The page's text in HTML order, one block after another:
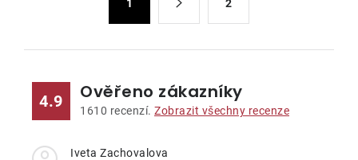
1 2
4.9 Ověřeno zákazníky
1610 recenzí. Zobrazit všechny recenze
Iveta Zachovalova